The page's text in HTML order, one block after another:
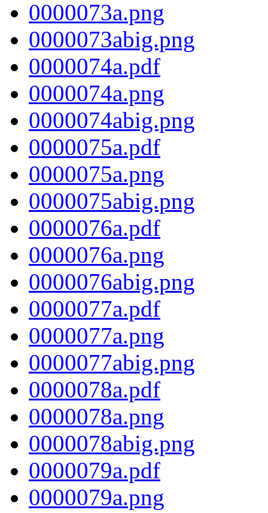
0000073a.png
0000073abig.png
0000074a.pdf
0000074a.png
0000074abig.png
0000075a.pdf
0000075a.png
0000075abig.png
0000076a.pdf
0000076a.png
0000076abig.png
0000077a.pdf
0000077a.png
0000077abig.png
0000078a.pdf
0000078a.png
0000078abig.png
0000079a.pdf
0000079a.png